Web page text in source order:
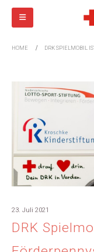
HOME DRK SPIELMOBIL
23. Juli 2021
DRK